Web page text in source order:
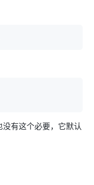
有这个必要，它默认